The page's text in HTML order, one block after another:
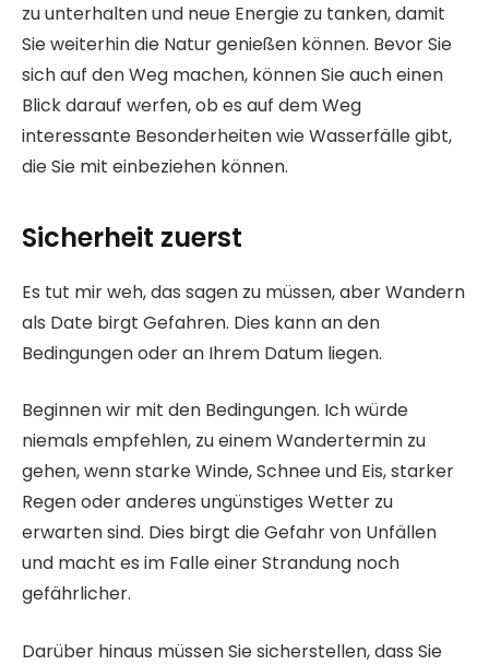
zu unterhalten und neue Energie zu tanken, damit
Sie weiterhin die Natur genießen können. Bevor Sie
sich auf den Weg machen, können Sie auch einen
Blick darauf werfen, ob es auf dem Weg
interessante Besonderheiten wie Wasserfälle gibt,
die Sie mit einbeziehen können.
Sicherheit zuerst
Es tut mir weh, das sagen zu müssen, aber Wandern
als Date birgt Gefahren. Dies kann an den
Bedingungen oder an Ihrem Datum liegen.
Beginnen wir mit den Bedingungen. Ich würde
niemals empfehlen, zu einem Wandertermin zu
gehen, wenn starke Winde, Schnee und Eis, starker
Regen oder anderes ungünstiges Wetter zu
erwarten sind. Dies birgt die Gefahr von Unfällen
und macht es im Falle einer Strandung noch
gefährlicher.
Darüber hinaus müssen Sie sicherstellen, dass Sie